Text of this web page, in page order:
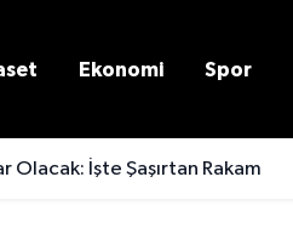
Ekonomi Spor
İşte Şaşırtan Rakam